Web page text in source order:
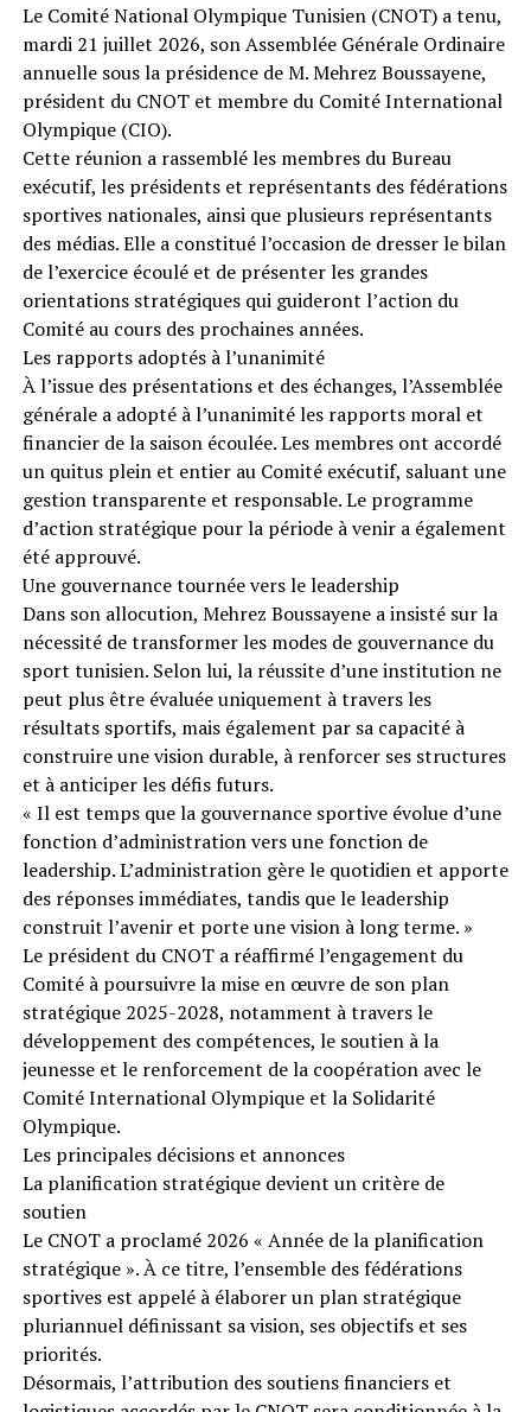
Le Comité National Olympique Tunisien (CNOT) a tenu,
mardi 21 juillet 2026, son Assemblée Générale Ordinaire
annuelle sous la présidence de M. Mehrez Boussayene,
président du CNOT et membre du Comité International
Olympique (CIO).
Cette réunion a rassemblé les membres du Bureau
exécutif, les présidents et représentants des fédérations
sportives nationales, ainsi que plusieurs représentants
des médias. Elle a constitué l’occasion de dresser le bilan
de l’exercice écoulé et de présenter les grandes
orientations stratégiques qui guideront l’action du
Comité au cours des prochaines années.
Les rapports adoptés à l’unanimité
À l’issue des présentations et des échanges, l’Assemblée
générale a adopté à l’unanimité les rapports moral et
financier de la saison écoulée. Les membres ont accordé
un quitus plein et entier au Comité exécutif, saluant une
gestion transparente et responsable. Le programme
d’action stratégique pour la période à venir a également
été approuvé.
Une gouvernance tournée vers le leadership
Dans son allocution, Mehrez Boussayene a insisté sur la
nécessité de transformer les modes de gouvernance du
sport tunisien. Selon lui, la réussite d’une institution ne
peut plus être évaluée uniquement à travers les
résultats sportifs, mais également par sa capacité à
construire une vision durable, à renforcer ses structures
et à anticiper les défis futurs.
« Il est temps que la gouvernance sportive évolue d’une
fonction d’administration vers une fonction de
leadership. L’administration gère le quotidien et apporte
des réponses immédiates, tandis que le leadership
construit l’avenir et porte une vision à long terme. »
Le président du CNOT a réaffirmé l’engagement du
Comité à poursuivre la mise en œuvre de son plan
stratégique 2025-2028, notamment à travers le
développement des compétences, le soutien à la
jeunesse et le renforcement de la coopération avec le
Comité International Olympique et la Solidarité
Olympique.
Les principales décisions et annonces
La planification stratégique devient un critère de
soutien
Le CNOT a proclamé 2026 « Année de la planification
stratégique ». À ce titre, l’ensemble des fédérations
sportives est appelé à élaborer un plan stratégique
pluriannuel définissant sa vision, ses objectifs et ses
priorités.
Désormais, l’attribution des soutiens financiers et